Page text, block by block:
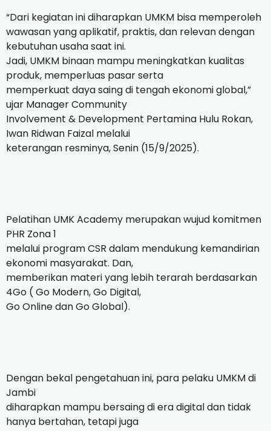
“Dari kegiatan ini diharapkan UMKM bisa memperoleh
wawasan yang aplikatif, praktis, dan relevan dengan
kebutuhan usaha saat ini.
Jadi, UMKM binaan mampu meningkatkan kualitas
produk, memperluas pasar serta
memperkuat daya saing di tengah ekonomi global,”
ujar Manager Community
Involvement & Development Pertamina Hulu Rokan,
Iwan Ridwan Faizal melalui
keterangan resminya, Senin (15/9/2025).
Pelatihan UMK Academy merupakan wujud komitmen
PHR Zona 1
melalui program CSR dalam mendukung kemandirian
ekonomi masyarakat. Dan,
memberikan materi yang lebih terarah berdasarkan
4Go ( Go Modern, Go Digital,
Go Online dan Go Global).
Dengan bekal pengetahuan ini, para pelaku UMKM di
Jambi
diharapkan mampu bersaing di era digital dan tidak
hanya bertahan, tetapi juga